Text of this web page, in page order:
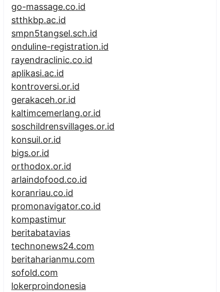
go-massage.co.id
stthkbp.ac.id
smpn5tangsel.sch.id
onduline-registration.id
rayendraclinic.co.id
aplikasi.ac.id
kontroversi.or.id
gerakaceh.or.id
kaltimcemerlang.or.id
soschildrensvillages.or.id
konsuil.or.id
bigs.or.id
orthodox.or.id
arlaindofood.co.id
koranriau.co.id
promonavigator.co.id
kompastimur
beritabatavias
technonews24.com
beritaharianmu.com
sofold.com
lokerproindonesia